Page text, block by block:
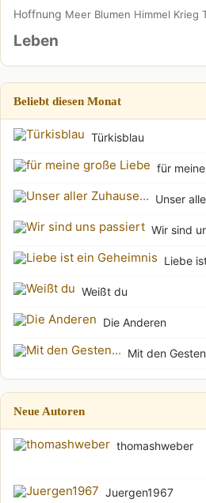
Hoffnung Meer Blumen Himmel Krieg
Leben
Beliebt diesen Monat
Türkisblau
für
Unser
Wir sind
Liebe
Weißt du
Die Anderen
Mit den
Neue Autoren
thomashweber
Juergen1967